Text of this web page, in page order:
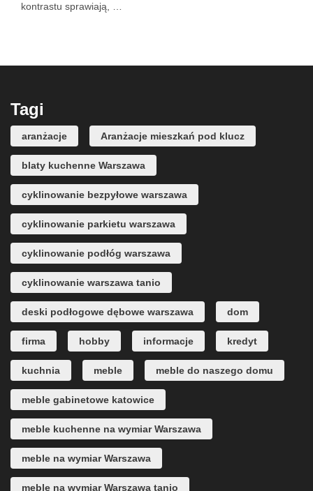
kontrastu sprawiają, …
Tagi
aranżacje Aranżacje mieszkań pod klucz
blaty kuchenne Warszawa
cyklinowanie bezpyłowe warszawa
cyklinowanie parkietu warszawa
cyklinowanie podłóg warszawa
cyklinowanie warszawa tanio
deski podłogowe dębowe warszawa dom
firma hobby informacje kredyt
kuchnia meble meble do naszego domu
meble gabinetowe katowice
meble kuchenne na wymiar Warszawa
meble na wymiar Warszawa
meble na wymiar Warszawa tanio